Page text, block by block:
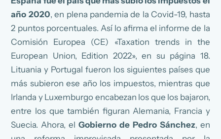
año 2020, en plena pandemia de la Covid-19, hasta
2 puntos porcentuales. Así lo afirma el informe de la
Comisión Europea (CE) «Taxation trends in the
European Union, Edition 2022», en su página 18.
Lituania y Portugal fueron los siguientes países que
más subieron ese año los impuestos, mientras que
Irlanda y Luxemburgo encabezan los que los bajaron,
entre los que también figuran Alemania, Francia y
Suecia. Ahora, elGobierno de Pedro Sánchez, en